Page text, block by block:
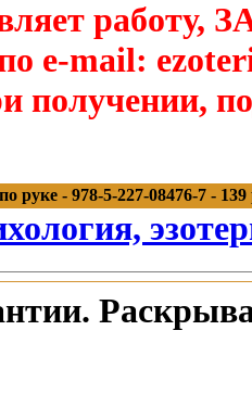
работу,
mail:
получении,
- 978-5-227-08476-7 - 139